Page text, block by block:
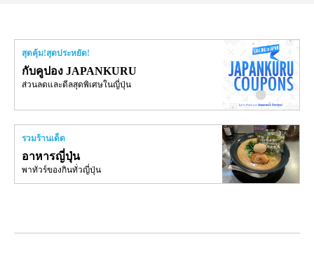
สุดคุ้ม!สุดประหยัด!
กับคูปอง JAPANKURU
ส่วนลดและดีลสุดพิเศษในญี่ปุ่น
รวมร้านเด็ด
อาหารญี่ปุ่น
พาทัวร์ของกินทั่วญี่ปุ่น